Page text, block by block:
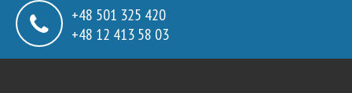
+48 501 325 420
+48 12 413 58 03